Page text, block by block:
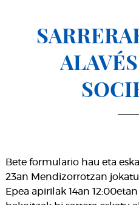
Bete formulario hau eta
23an Mendizorrotzan
Epea apirilak 14an